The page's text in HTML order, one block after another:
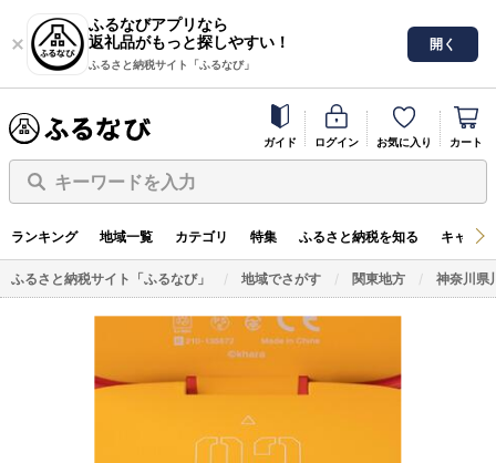
ふるなびアプリなら
返礼品がもっと探しやすい！
ふるさと納税サイト「ふるなび」
開く
ガイド ログイン お気に入り カート
キーワードを入力
ランキング 地域一覧 カテゴリ 特集 ふるさと納税を知る キャン
ふるさと納税サイト「ふるなび」 地域でさがす 関東地方 神奈川県